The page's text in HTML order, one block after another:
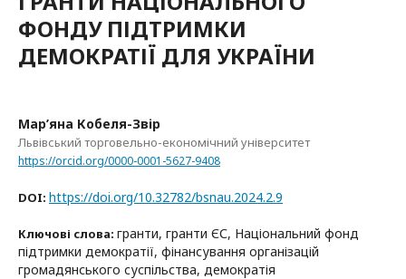
ФОНДУ ПІДТРИМКИ
ДЕМОКРАТІЇ ДЛЯ УКРАЇНИ
Мар’яна Кобеля-Звір
Львівський торговельно-економічний університет
https://orcid.org/0000-0001-5627-9408
DOI: https://doi.org/10.32782/bsnau.2024.2.9
Ключові слова: гранти, гранти ЄС, Національний фонд
підтримки демократії, фінансування організацій
громадянського суспільства, демократія